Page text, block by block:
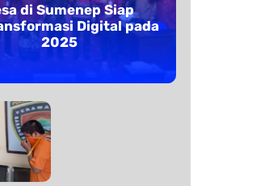
di Sumenep Siap
Digital pada
2025